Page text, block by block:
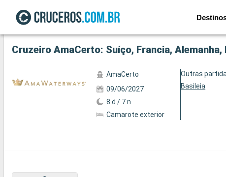
Ver a 5 fotos
Cruzeiro AmaCerto: Suíço, Francia,
AmaCerto
09/06/2027
8 d / 7 n
Camarote exterior
Outras
Basileia